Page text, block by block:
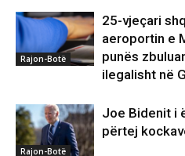
Rajon-Botë
25-vjeçari
aeroportin e
punës
ilegalisht në
Rajon-Botë
Joe Bidenit i
përtej